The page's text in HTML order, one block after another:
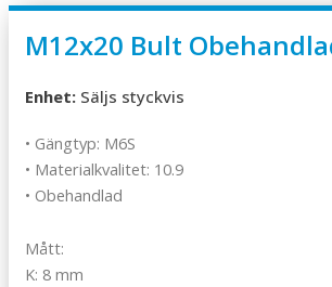
M12x20 Bult
Enhet: Säljs styckvis
• Gängtyp: M6S
• Materialkvalitet: 10.9
• Obehandlad
Mått:
K: 8 mm